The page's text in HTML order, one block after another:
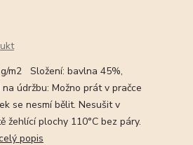
m2 Složení: bavlna 45%,
údržbu: Možno prát v pračce
se nesmí bělit. Nesušit v
žehlící plochy 110°C bez páry.
popis